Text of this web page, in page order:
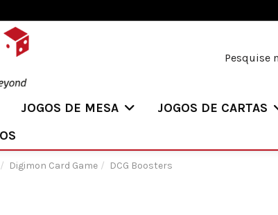
JOGOS DE MESA JOGOS DE CARTAS
Digimon Card Game DCG Boosters